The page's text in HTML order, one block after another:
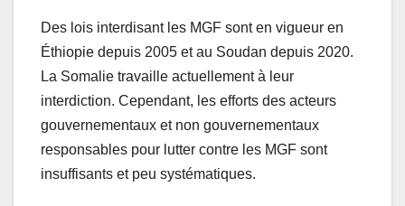
Des lois interdisant les MGF sont en vigueur en
Éthiopie depuis 2005 et au Soudan depuis 2020.
La Somalie travaille actuellement à leur
interdiction. Cependant, les efforts des acteurs
gouvernementaux et non gouvernementaux
responsables pour lutter contre les MGF sont
insuffisants et peu systématiques.